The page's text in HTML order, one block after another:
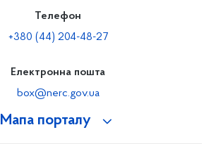
Мапа порталу
Телефон
+380 (44) 204-48-27
Електронна пошта
box@nerc.gov.ua